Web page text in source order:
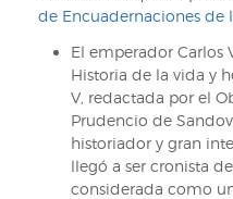
de Encuadernaciones de
El emperador Carlos
Historia de la vida y
V, redactada por el
Prudencio de
historiador y gran
llegó a ser cronista
considerada como